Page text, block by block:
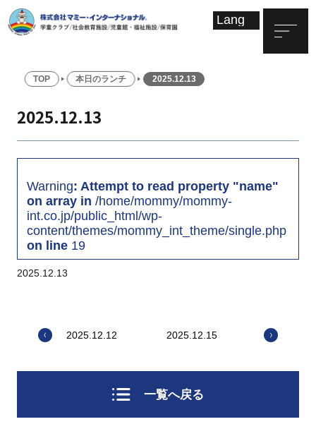
TOP 本日のランチ 2025.12.13
2025.12.13
Warning: Attempt to read property "name"
on array in /home/mommy/mommy-
int.co.jp/public_html/wp-
content/themes/mommy_int_theme/single.php
on line 19
2025.12.13
2025.12.12 2025.12.15
一覧へ戻る